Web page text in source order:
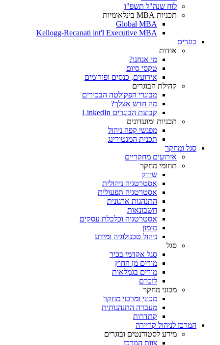
לוח שנה"ל תשפ"ו
תכניות MBA בינלאומיות
Global MBA
Kellogg-Recanati int'l Executive MBA
בוגרים
אודות
מי אנחנו?
טקסי סיום
אירועים, כנסים ופורומים
קהילת הבוגרים
מבוגרי הפקולטה הבכירים
מה חדש אצלך?
קבוצת הבוגרים LinkedIn
תכניות ומועדונים
מפגשי קפה ניהול
תכנית המנטורינג
סגל ומחקר
אירועים מחקריים
תחומי מחקר
שיווק
אסטרטגיה ניהולית
אסטרטגיה תפעולית
התנהגות ארגונית
חשבונאות
אסטרטגיה וכלכלת עסקים
מימון
ניהול טכנולוגיה ומידע
סגל
סגל אקדמי בכיר
מורים מן החוץ
מורים בגמלאות
לזכרם
מכוני מחקר
מכוני ומרכזי מחקר
מעבדה התנהגותית
קתדרות
המרכז לניהול קריירה
מידע לסטודנטים ובוגרים
צוות המרכז